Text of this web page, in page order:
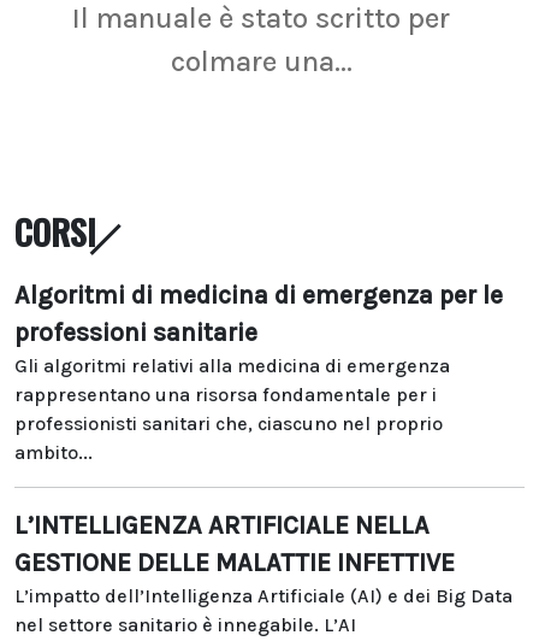
Il manuale è stato scritto per
colmare una...
CORSI
Algoritmi di medicina di emergenza per le
professioni sanitarie
Gli algoritmi relativi alla medicina di emergenza
rappresentano una risorsa fondamentale per i
professionisti sanitari che, ciascuno nel proprio
ambito...
L’INTELLIGENZA ARTIFICIALE NELLA
GESTIONE DELLE MALATTIE INFETTIVE
L’impatto dell’Intelligenza Artificiale (AI) e dei Big Data
nel settore sanitario è innegabile. L’AI